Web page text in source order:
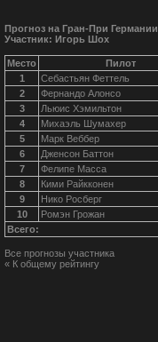
Прогноз на Гран-При Германии
Участник: Игорь Шох
Место Пилот
1
Себастьян Феттель
2
Фернандо Алонсо
3
Льюис Хэмильтон
4
Михаэль Шумахер
5
Марк Веббер
6
Дженсон Баттон
7
Фелипе Масса
8
Кими Райкконен
9
Нико Росберг
10
Ромэн Грожан
Всего:
Все прогнозы участника
« К общему рейтингу